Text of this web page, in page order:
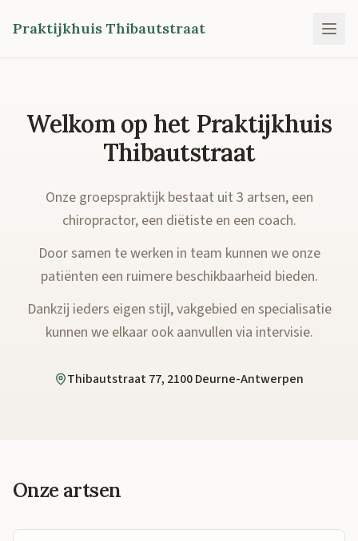
Praktijkhuis Thibautstraat
Welkom op het Praktijkhuis
Thibautstraat
Onze groepspraktijk bestaat uit 3 artsen, een
chiropractor, een diëtiste en een coach.
Door samen te werken in team kunnen we onze
patiënten een ruimere beschikbaarheid bieden.
Dankzij ieders eigen stijl, vakgebied en specialisatie
kunnen we elkaar ook aanvullen via intervisie.
Thibautstraat 77, 2100 Deurne-Antwerpen
Onze artsen